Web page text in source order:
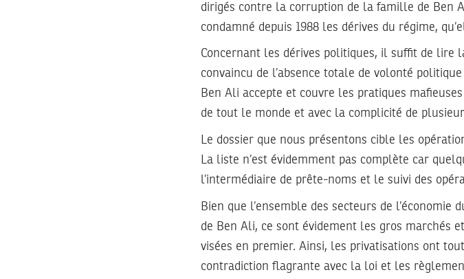
dirigés contre la corruption de la famille de Ben
condamné depuis 1988 les dérives du régime,
Concernant les dérives politiques, il suffit de lire
convaincu de l’absence totale de volonté
Ben Ali accepte et couvre les pratiques
de tout le monde et avec la complicité de
Le dossier que nous présentons cible les
La liste n’est évidemment pas complète car
l’intermédiaire de prête-noms et le suivi des
Bien que l’ensemble des secteurs de
de Ben Ali, ce sont évidement les gros marchés
visées en premier. Ainsi, les privatisations ont
contradiction flagrante avec la loi et les